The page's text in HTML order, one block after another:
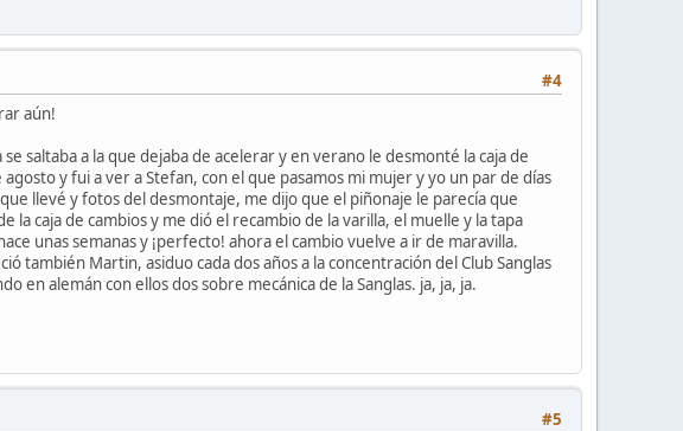
#4
aún!
saltaba a la que dejaba de acelerar y en verano le desmonté la caja de
y fui a ver a Stefan, con el que pasamos mi mujer y yo un par de días
llevé y fotos del desmontaje, me dijo que el piñonaje le parecía que
caja de cambios y me dió el recambio de la varilla, el muelle y la tapa
unas semanas y ¡perfecto! ahora el cambio vuelve a ir de maravilla.
también Martin, asiduo cada dos años a la concentración del Club Sanglas
en alemán con ellos dos sobre mecánica de la Sanglas. ja, ja, ja.
#5